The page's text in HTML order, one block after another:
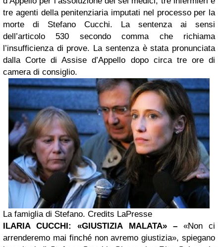
tre agenti della penitenziaria imputati nel processo per la
morte di Stefano Cucchi. La sentenza ai sensi
dell’articolo 530 secondo comma che richiama
l’insufficienza di prove. La sentenza è stata pronunciata
dalla Corte di Assise d’Appello dopo circa tre ore di
camera di consiglio.
La famiglia di Stefano. Credits LaPresse
ILARIA CUCCHI: «GIUSTIZIA MALATA» –«Non ci
arrenderemo mai finché non avremo giustizia», spiegano